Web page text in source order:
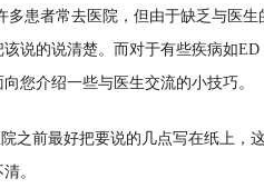
多患者常去医院，但由于缺乏与医生
说的说清楚。而对于有些疾病如ED
您介绍一些与医生交流的小技巧。
之前最好把要说的几点写在纸上，
。